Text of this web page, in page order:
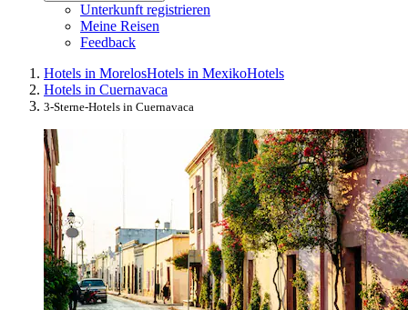
Unterkunft registrieren
Meine Reisen
Feedback
Hotels in MorelosHotels in MexikoHotels
Hotels in Cuernavaca
3-Sterne-Hotels in Cuernavaca